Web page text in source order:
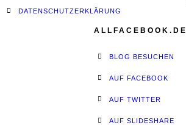
DATENSCHUTZERKLÄRUNG
ALLFACEBOOK.DE
BLOG BESUCHEN
AUF FACEBOOK
AUF TWITTER
AUF SLIDESHARE